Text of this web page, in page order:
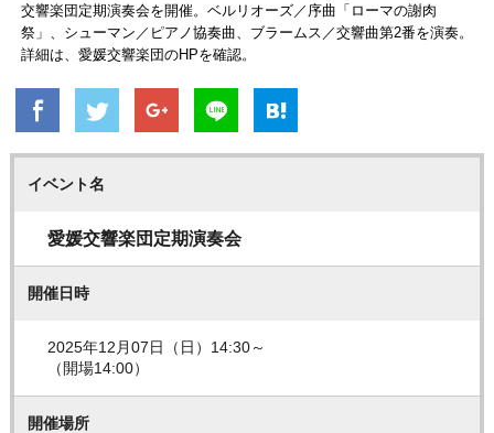
交響楽団定期演奏会を開催。ベルリオーズ／序曲「ローマの謝肉
祭」、シューマン／ピアノ協奏曲、ブラームス／交響曲第2番を演奏。
詳細は、愛媛交響楽団のHPを確認。
イベント名
愛媛交響楽団定期演奏会
開催日時
2025年12月07日（日）14:30～
（開場14:00）
開催場所